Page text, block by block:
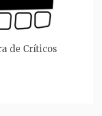
de Críticos